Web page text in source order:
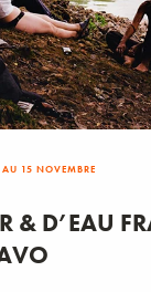
AU 15 NOVEMBRE
& D’EAU